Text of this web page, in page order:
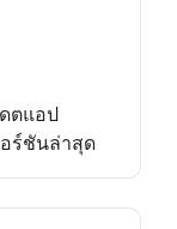
ตแอป
อร์ชันล่าสุด